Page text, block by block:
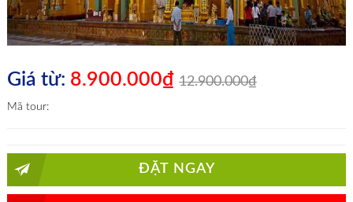
Giá từ: 8.900.000₫ 12.900.000₫
Mã tour:
ĐẶT NGAY